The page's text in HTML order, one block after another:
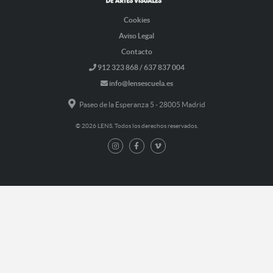
Cookies
Aviso Legal
Contacto
912 323 868 / 637 837 004
info@lensescuela.es
Paseo de la Esperanza 5 - 28005 Madrid
© 2026 LENS. Todos los derechos reservados.